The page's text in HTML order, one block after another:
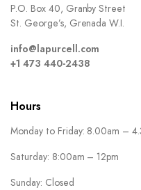
P.O. Box 40, Granby Street
St. George’s, Grenada W.I.
info@lapurcell.com
+1 473 440-2438
Hours
Monday to Friday: 8.00am –
Saturday: 8:00am – 12pm
Sunday: Closed